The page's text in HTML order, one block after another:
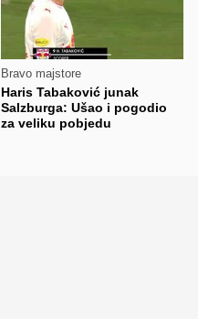
Bravo majstore
Haris Tabaković junak
Salzburga: Ušao i pogodio
za veliku pobjedu